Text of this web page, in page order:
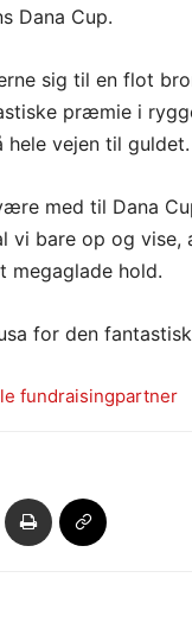
Dana Cup.
sig til en flot
præmie i
vejen til guldet.
med til Dana
vi bare op og
megaglade hold.
for den
fundraisingpartner